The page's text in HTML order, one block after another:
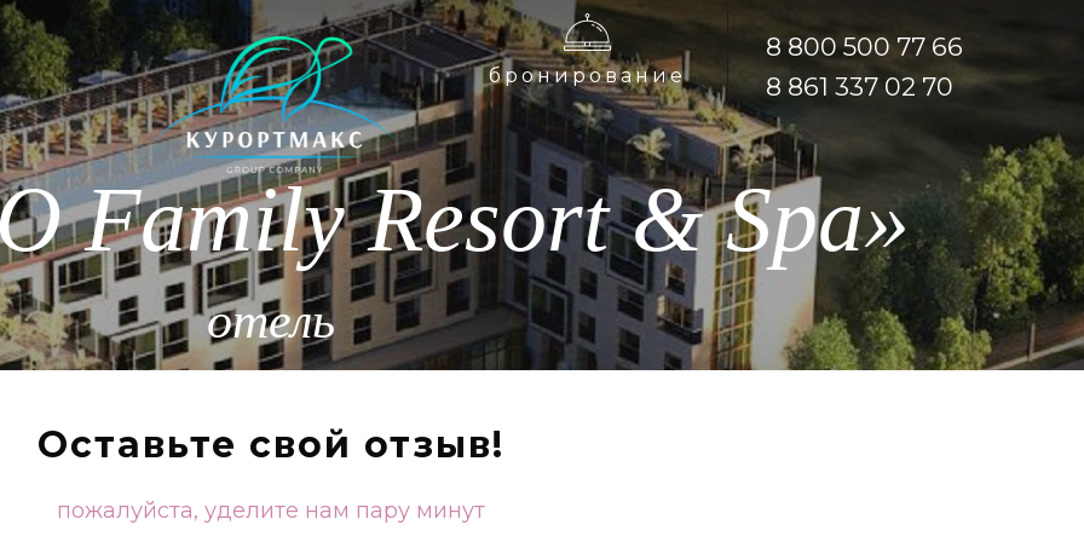
бронирование
8 800 500 77 66
8 861 337 02 70
бронирование
8 800 500 77 66
8 861 337 02 70
Family Resort & Spa»
отель
Оставьте свой отзыв!
пожалуйста, уделите нам пару минут